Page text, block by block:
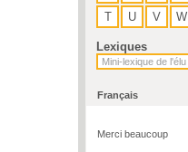
T
U V W
Lexiques
Français
Merci beaucoup